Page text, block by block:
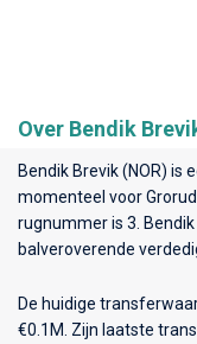
Over Bendik
Bendik Brevik (NOR) is
momenteel voorGrorud
rugnummer is 3.
balveroverende
De huidige
€0.1M. Zijn laatste